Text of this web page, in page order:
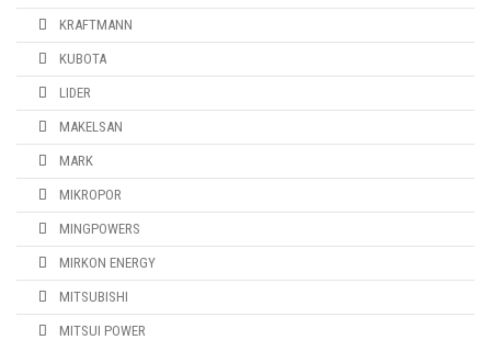
KRAFTMANN
KUBOTA
LIDER
MAKELSAN
MARK
MIKROPOR
MINGPOWERS
MIRKON ENERGY
MITSUBISHI
MITSUI POWER